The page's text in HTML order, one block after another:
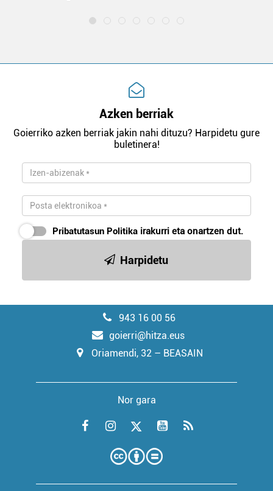
Azken berriak
Goierriko azken berriak jakin nahi dituzu? Harpidetu gure
buletinera!
Pribatutasun Politika irakurri eta onartzen dut.
Harpidetu
943 16 00 56
goierri@hitza.eus
Oriamendi, 32 – BEASAIN
Nor gara